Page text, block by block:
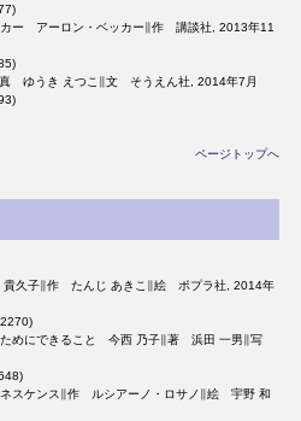
ー アーロン・ベッカー∥作 講談社, 2013年11
ゆうき えつこ∥文 そうえん社, 2014年7月
ページトップへ
貴久子∥作 たんじ あきこ∥絵 ポプラ社, 2014年
めにできること 今西 乃子∥著 浜田 一男∥写
スケンス∥作 ルシアーノ・ロサノ∥絵 宇野 和